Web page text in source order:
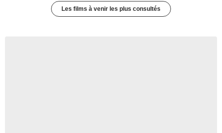
Les films à venir les plus consultés